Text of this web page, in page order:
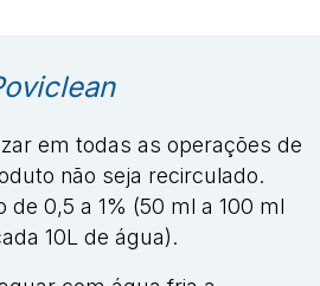
em todas as operações de
não seja recirculado.
de 0,5 a 1% (50 ml a 100 ml
10L de água).